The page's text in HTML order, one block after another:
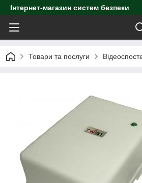
Інтернет-магазин систем безпеки
Товари та послуги